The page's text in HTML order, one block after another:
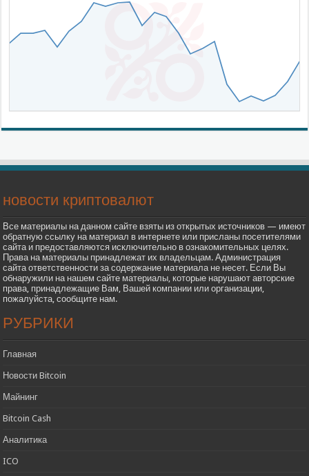
новости криптовалют
Все материалы на данном сайте взяты из открытых источников — имеют
обратную ссылку на материал в интернете или присланы посетителями
сайта и предоставляются исключительно в ознакомительных целях.
Права на материалы принадлежат их владельцам. Администрация
сайта ответственности за содержание материала не несет. Если Вы
обнаружили на нашем сайте материалы, которые нарушают авторские
права, принадлежащие Вам, Вашей компании или организации,
пожалуйста, сообщите нам.
РУБРИКИ
Главная
Новости Bitcoin
Майнинг
Bitcoin Cash
Аналитика
ICO